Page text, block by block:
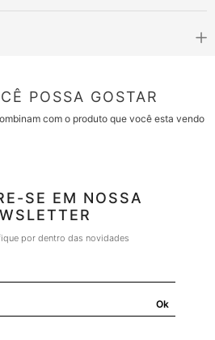
POSSA GOSTAR
com o produto que você esta vendo
SE EM NOSSA
por dentro das novidades
Ok